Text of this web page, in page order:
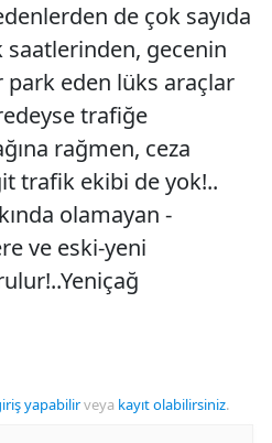
de çok sayıda
saatlerinden, gecenin
park eden lüks araçlar
trafiğe
rağmen, ceza
trafik ekibi de yok!..
olamayan -
ve eski-yeni
yapabilirveya kayıt olabilirsiniz.